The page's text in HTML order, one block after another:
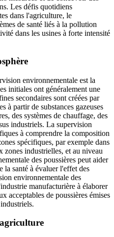
Les défis quotidiens
dans l'agriculture, le
de santé liés à la pollution
dans les usines à forte intensité
environnementale est la
initiales ont généralement une
secondaires sont créées par
à partir de substances gazeuses
des systèmes de chauffage, des
industriels. La supervision
à comprendre la composition
spécifiques, par exemple dans
zones industrielles, et au niveau
des poussières peut aider
la santé à évaluer l'effet des
environnementale des
manufacturière à élaborer
acceptables de poussières émises